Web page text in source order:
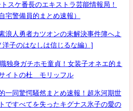
スケ番長のエキストラ芸能情報局！
宅警備員的まとめ速報）
浪人勇者カツオンの未解決事件簿へよ
子のはなしは信じるな編）]
身ガチホモ童貞！女装子オネエ的ま
イトの杜 モリッフル
一同驚愕騒然まとめ速報！超氷河期世
ですべてを失ったキグナス氷子の愛の